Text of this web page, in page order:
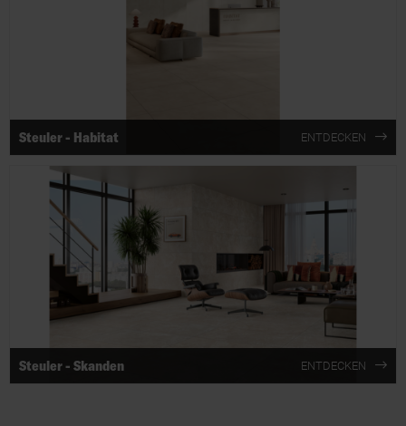
Steuler - Habitat ENTDECKEN
Steuler - Skanden ENTDECKEN